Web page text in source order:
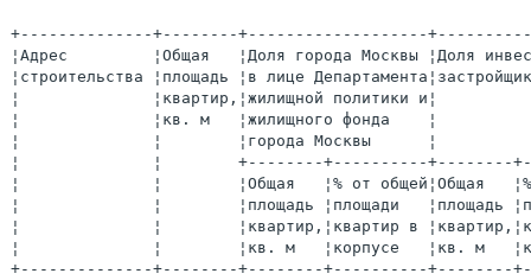
+--------------+--------+-------------------
¦Адрес         ¦Общая   ¦Доля города Москвы ¦Доля
¦строительства ¦площадь ¦в лице
¦              ¦квартир,¦жилищной политики и¦
¦              ¦кв. м   ¦жилищного фонда    ¦
¦              ¦        ¦города Москвы      ¦
¦              ¦        +--------+----------+--------
¦              ¦        ¦Общая   ¦% от общей¦Общая   ¦%
¦              ¦        ¦площадь ¦площади   ¦площадь
¦              ¦        ¦квартир,¦квартир в
¦              ¦        ¦кв. м   ¦корпусе   ¦кв. м
+--------------+--------+--------+----------+--------